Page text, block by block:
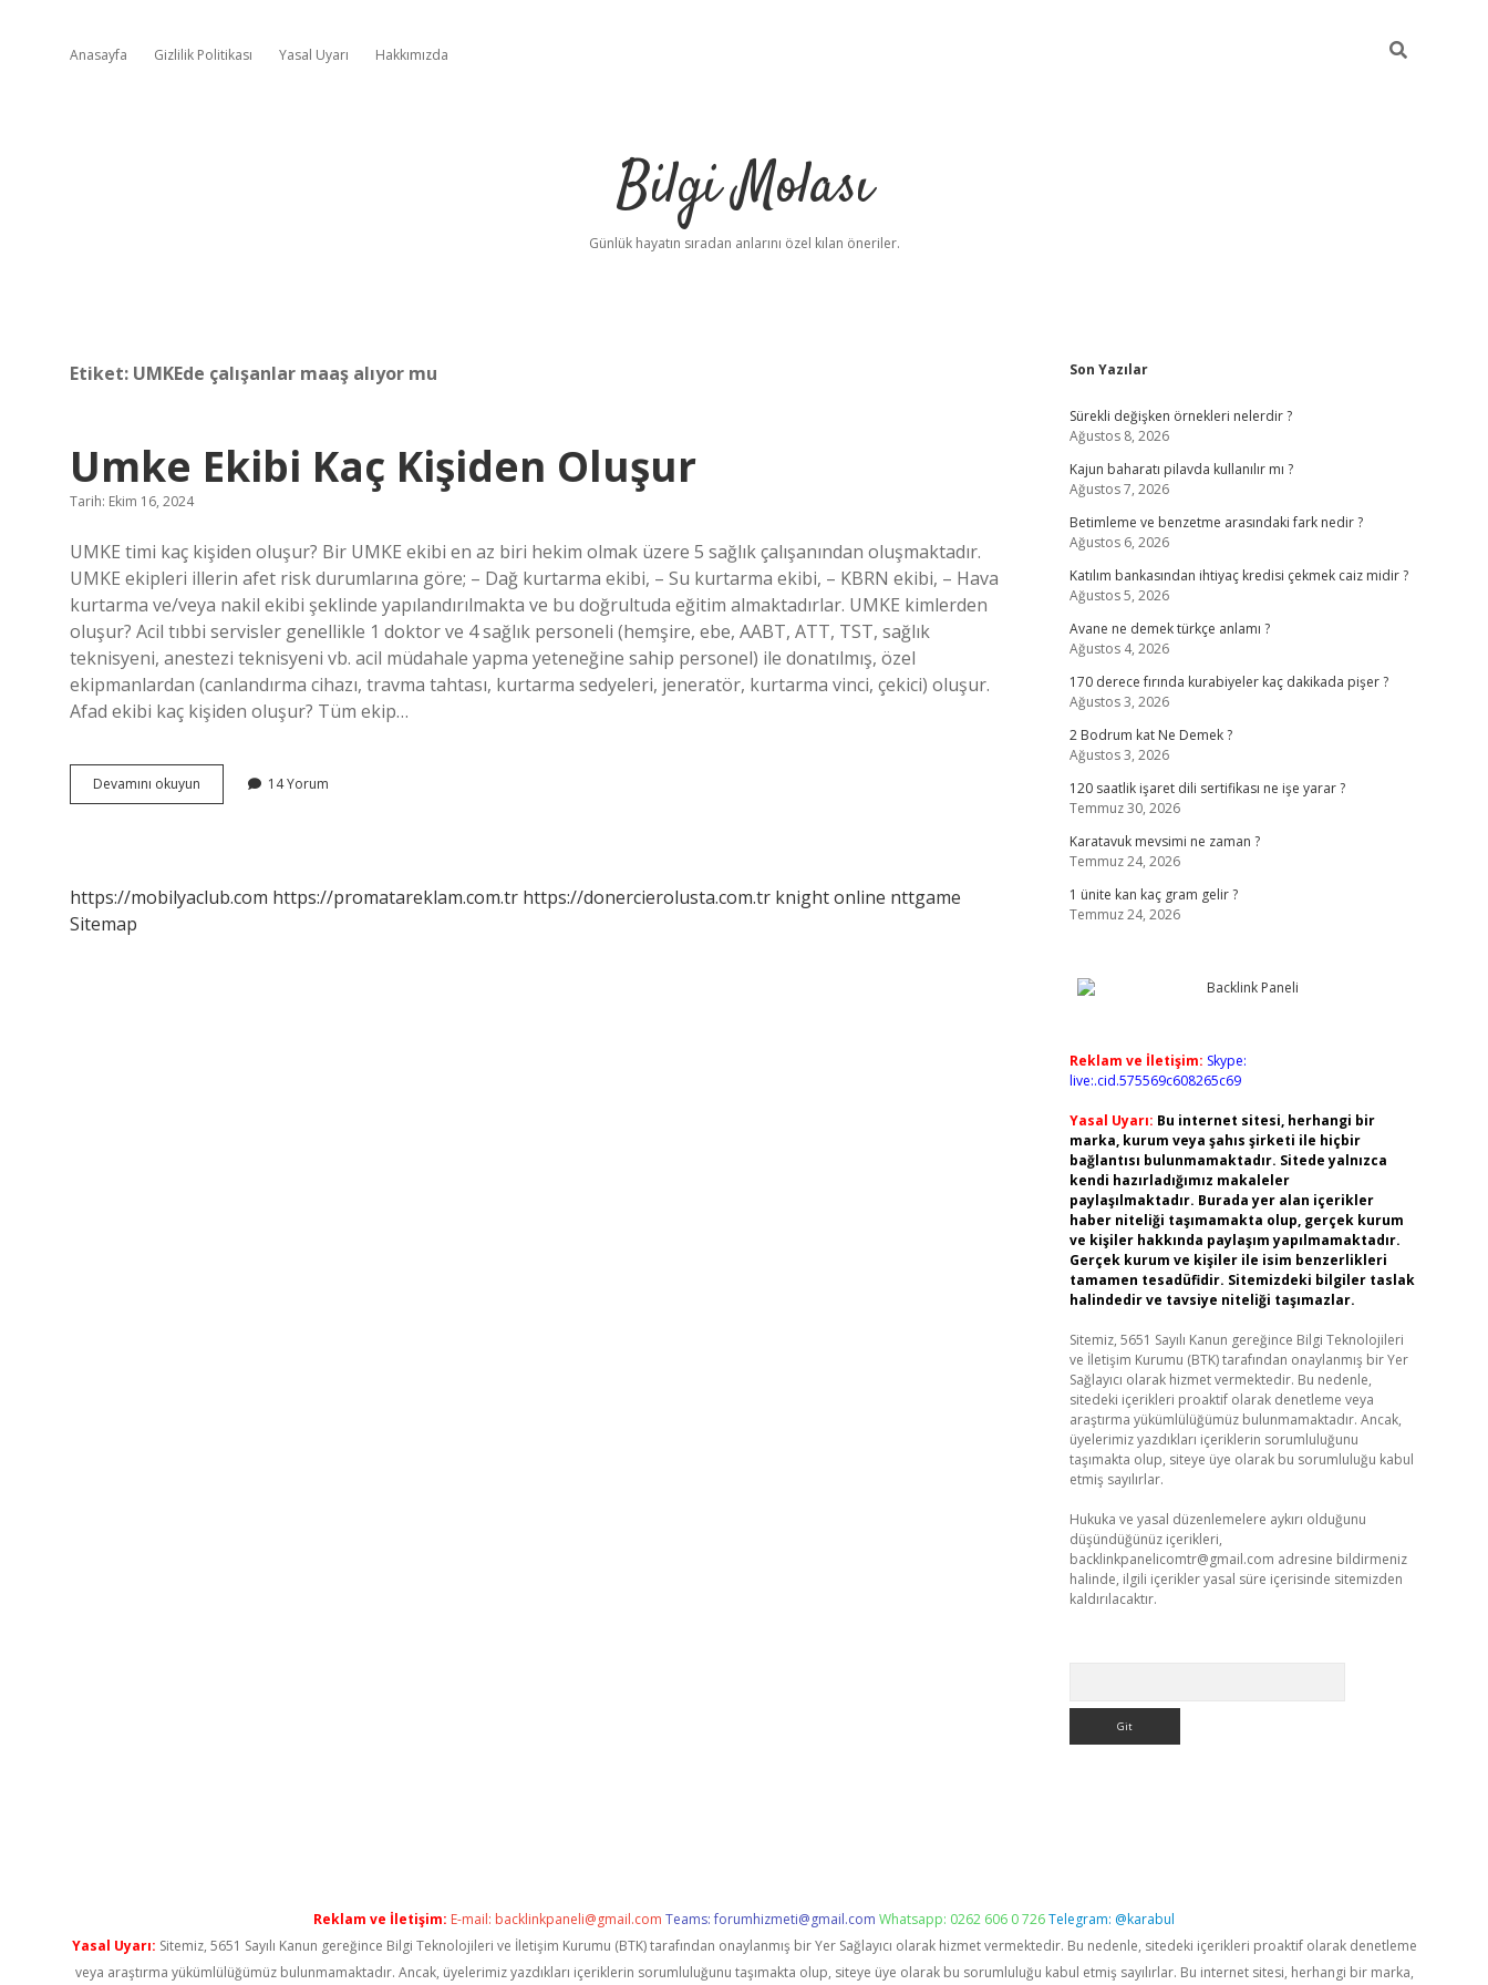
Anasayfa Gizlilik Politikası Yasal Uyarı Hakkımızda
Bilgi Molası
Günlük hayatın sıradan anlarını özel kılan öneriler.
Etiket: UMKEde çalışanlar maaş alıyor mu
Umke Ekibi Kaç Kişiden Oluşur
Tarih: Ekim 16, 2024
UMKE timi kaç kişiden oluşur? Bir UMKE ekibi en az biri hekim olmak üzere 5 sağlık çalışanından oluşmaktadır.
UMKE ekipleri illerin afet risk durumlarına göre; – Dağ kurtarma ekibi, – Su kurtarma ekibi, – KBRN ekibi, – Hava
kurtarma ve/veya nakil ekibi şeklinde yapılandırılmakta ve bu doğrultuda eğitim almaktadırlar. UMKE kimlerden
oluşur? Acil tıbbi servisler genellikle 1 doktor ve 4 sağlık personeli (hemşire, ebe, AABT, ATT, TST, sağlık
teknisyeni, anestezi teknisyeni vb. acil müdahale yapma yeteneğine sahip personel) ile donatılmış, özel
ekipmanlardan (canlandırma cihazı, travma tahtası, kurtarma sedyeleri, jeneratör, kurtarma vinci, çekici) oluşur.
Afad ekibi kaç kişiden oluşur? Tüm ekip…
Devamını okuyun
Ekibi
14 Yorum
https://mobilyaclub.com https://promatareklam.com.tr https://donercierolusta.com.tr knight online nttgame
Sitemap
Sidebar
Son Yazılar
Sürekli değişken örnekleri nelerdir ?
Ağustos 8, 2026
Kajun baharatı pilavda kullanılır mı ?
Ağustos 7, 2026
Betimleme ve benzetme arasındaki fark nedir ?
Ağustos 6, 2026
Katılım bankasından ihtiyaç kredisi çekmek caiz midir ?
Ağustos 5, 2026
Avane ne demek türkçe anlamı ?
Ağustos 4, 2026
170 derece fırında kurabiyeler kaç dakikada pişer ?
Ağustos 3, 2026
2 Bodrum kat Ne Demek ?
Ağustos 3, 2026
120 saatlik işaret dili sertifikası ne işe yarar ?
Temmuz 30, 2026
Karatavuk mevsimi ne zaman ?
Temmuz 24, 2026
1 ünite kan kaç gram gelir ?
Temmuz 24, 2026
Reklam ve İletişim: Skype:
live:.cid.575569c608265c69
Yasal Uyarı: Bu internet sitesi, herhangi bir
marka, kurum veya şahıs şirketi ile hiçbir
bağlantısı bulunmamaktadır. Sitede yalnızca
kendi hazırladığımız makaleler
paylaşılmaktadır. Burada yer alan içerikler
haber niteliği taşımamakta olup, gerçek kurum
ve kişiler hakkında paylaşım yapılmamaktadır.
Gerçek kurum ve kişiler ile isim benzerlikleri
tamamen tesadüfidir. Sitemizdeki bilgiler taslak
halindedir ve tavsiye niteliği taşımazlar.
Sitemiz, 5651 Sayılı Kanun gereğince Bilgi Teknolojileri
ve İletişim Kurumu (BTK) tarafından onaylanmış bir Yer
Sağlayıcı olarak hizmet vermektedir. Bu nedenle,
sitedeki içerikleri proaktif olarak denetleme veya
araştırma yükümlülüğümüz bulunmamaktadır. Ancak,
üyelerimiz yazdıkları içeriklerin sorumluluğunu
taşımakta olup, siteye üye olarak bu sorumluluğu kabul
etmiş sayılırlar.
Hukuka ve yasal düzenlemelere aykırı olduğunu
düşündüğünüz içerikleri,
backlinkpanelicomtr@gmail.com adresine bildirmeniz
halinde, ilgili içerikler yasal süre içerisinde sitemizden
kaldırılacaktır.
Reklam ve İletişim: E-mail: backlinkpaneli@gmail.com Teams:forumhizmeti@gmail.com Whatsapp: 0262 606 0 726Telegram: @karabul
Yasal Uyarı: Sitemiz, 5651 Sayılı Kanun gereğince Bilgi Teknolojileri ve İletişim Kurumu (BTK) tarafından onaylanmış bir Yer Sağlayıcı olarak hizmet vermektedir. Bu nedenle, sitedeki içerikleri proaktif olarak denetleme
veya araştırma yükümlülüğümüz bulunmamaktadır. Ancak, üyelerimiz yazdıkları içeriklerin sorumluluğunu taşımakta olup, siteye üye olarak bu sorumluluğu kabul etmiş sayılırlar. Bu internet sitesi, herhangi bir marka,